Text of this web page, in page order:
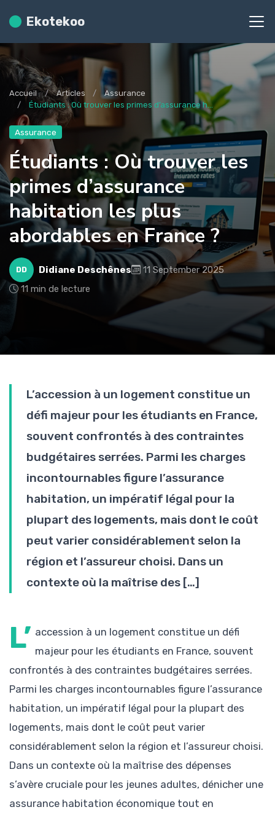
Ekotekoo
Accueil Articles
Assurance
Étudiants : Où trouver les primes d’assurance h...
Assurance
Étudiants : Où trouver les
primes d’assurance
habitation les plus
abordables en France ?
DD Didiane Deschênes
11 September 2025
11 min de lecture
L’accession à un logement constitue un
défi majeur pour les étudiants en France,
souvent confrontés à des contraintes
budgétaires serrées. Parmi les charges
incontournables figure l’assurance
habitation, un impératif légal pour la
plupart des logements, mais dont le coût
peut varier considérablement selon la
région et l’assureur choisi. Dans un
contexte où la maîtrise des […]
L’ accession à un logement constitue un défi
majeur pour les étudiants en France, souvent
confrontés à des contraintes budgétaires serrées.
Parmi les charges incontournables figure l’assurance
habitation, un impératif légal pour la plupart des
logements, mais dont le coût peut varier
considérablement selon la région et l’assureur choisi.
Dans un contexte où la maîtrise des dépenses
s’avère cruciale pour les jeunes adultes, dénicher une
assurance habitation économique tout en